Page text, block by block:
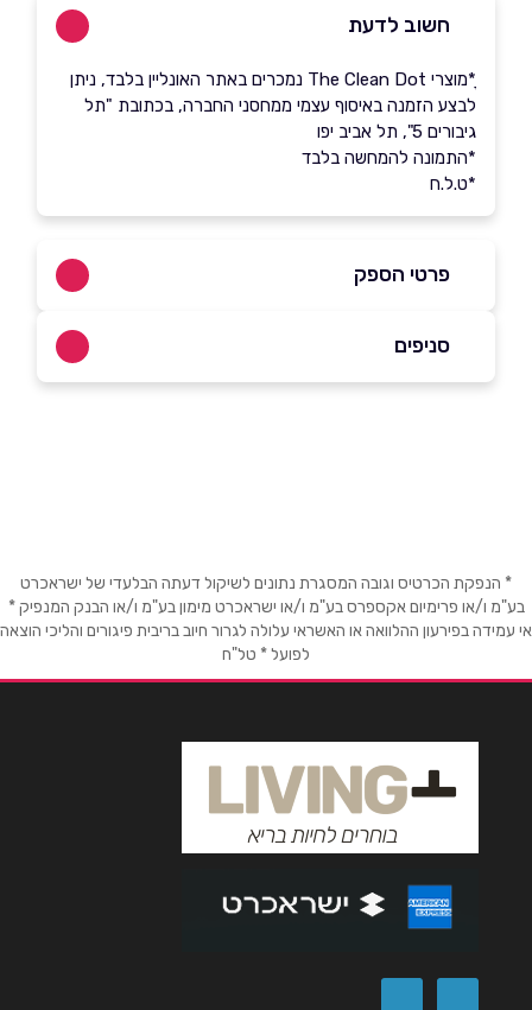
חשוב לדעת
ָ*מוצרי The Clean Dot נמכרים באתר האונליין בלבד, ניתן
לבצע הזמנה באיסוף עצמי ממחסני החברה, בכתובת "תל
גיבורים 5", תל אביב יפו
*התמונה להמחשה בלבד
*ט.ל.ח
פרטי הספק
באתר בפייסבוק באינסטגרם
טלפון*
אנא חזרו אלי בקשר ל...
סניפים
* הנפקת הכרטיס וגובה המסגרת נתונים לשיקול דעתה הבלעדי של ישראכרט
בע"מ ו/או פרימיום אקספרס בע"מ ו/או ישראכרט מימון בע"מ ו/או הבנק המנפיק *
אי עמידה בפירעון ההלוואה או האשראי עלולה לגרור חיוב בריבית פיגורים והליכי הוצאה
לפועל * טל"ח